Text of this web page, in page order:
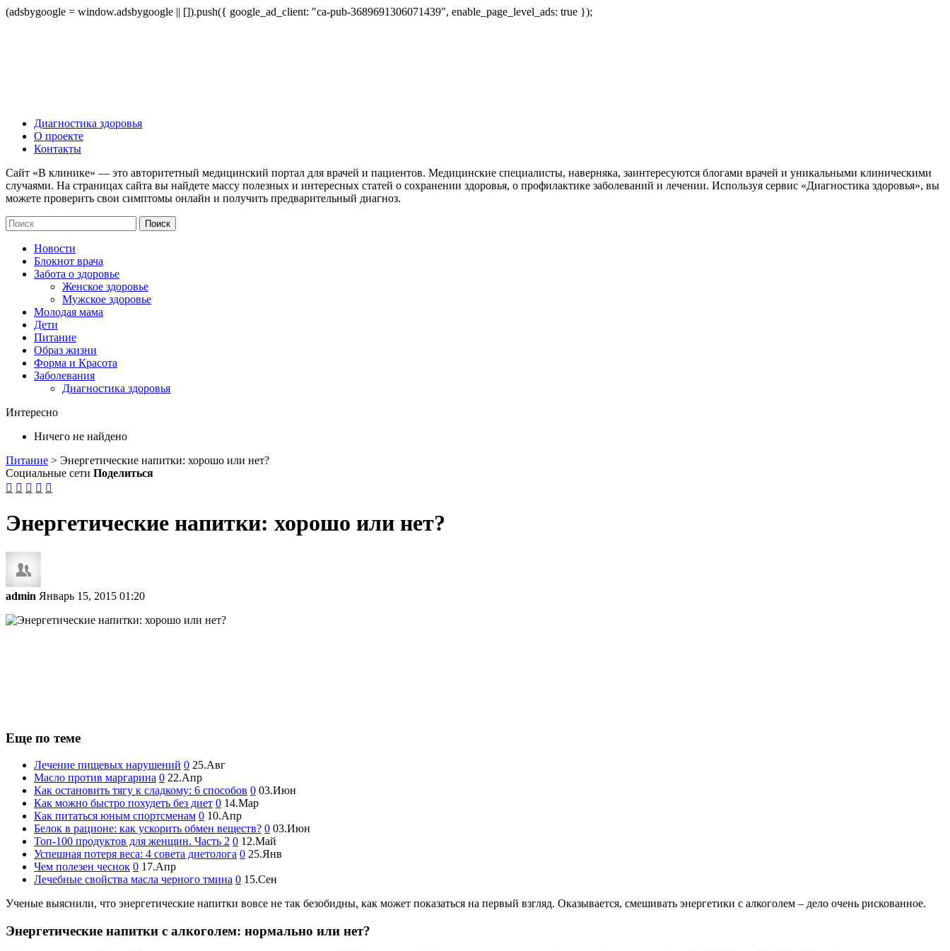
(adsbygoogle = window.adsbygoogle || []).push({ google_ad_client: "ca-pub-3689691306071439", enable_page_level_ads: true });
Диагностика здоровья
О проекте
Контакты
Сайт «В клинике» — это авторитетный медицинский портал для врачей и пациентов. Медицинские специалисты, наверняка, заинтересуются блогами врачей и уникальными клиническими
случаями. На страницах сайта вы найдете массу полезных и интересных статей о сохранении здоровья, о профилактике заболеваний и лечении. Используя сервис «Диагностика здоровья», вы
можете проверить свои симптомы онлайн и получить предварительный диагноз.
Новости
Блокнот врача
Забота о здоровье
Женское здоровье
Мужское здоровье
Молодая мама
Дети
Питание
Образ жизни
Форма и Красота
Заболевания
Диагностика здоровья
Интересно
Ничего не найдено
Питание > Энергетические напитки: хорошо или нет?
Социальные сети Поделиться
    
Энергетические напитки: хорошо или нет?
admin Январь 15, 2015 01:20
Еще по теме
Лечение пищевых нарушений 0 25.Авг
Масло против маргарина 0 22.Апр
Как остановить тягу к сладкому: 6 способов 0 03.Июн
Как можно быстро похудеть без диет 0 14.Мар
Как питаться юным спортсменам 0 10.Апр
Белок в рационе: как ускорить обмен веществ? 0 03.Июн
Топ-100 продуктов для женщин. Часть 2 0 12.Май
Успешная потеря веса: 4 совета диетолога 0 25.Янв
Чем полезен чеснок 0 17.Апр
Лечебные свойства масла черного тмина 0 15.Сен
Ученые выяснили, что энергетические напитки вовсе не так безобидны, как может показаться на первый взгляд. Оказывается, смешивать энергетики с алкоголем – дело очень рискованное.
Энергетические напитки с алкоголем: нормально или нет?